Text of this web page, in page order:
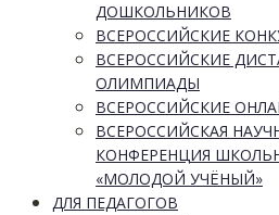
ДОШКОЛЬНИКОВ
ВСЕРОССИЙСКИЕ
ВСЕРОССИЙСКИЕ
ОЛИМПИАДЫ
ВСЕРОССИЙСКИЕ
ВСЕРОССИЙСКАЯ
КОНФЕРЕНЦИЯ
«МОЛОДОЙ УЧЁНЫЙ»
ДЛЯ ПЕДАГОГОВ